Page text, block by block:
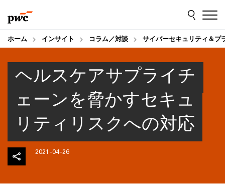
to
content
to
footer
ホーム インサイト コラム／対談 サイバーセキュリティ＆プ
ヘルスケアサプライチ
ェーンを脅かすセキュ
リティリスクへの対応
2021-04-26